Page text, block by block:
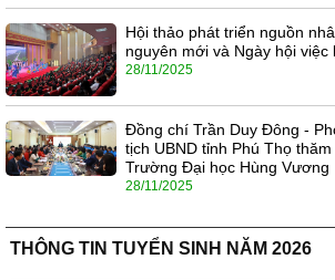
Hội thảo phát triển nguồn
nguyên mới và Ngày hội việc
28/11/2025
Đồng chí Trần Duy Đông -
tịch UBND tỉnh Phú Thọ
Trường Đại học Hùng Vương
28/11/2025
THÔNG TIN TUYỂN SINH NĂM 2026